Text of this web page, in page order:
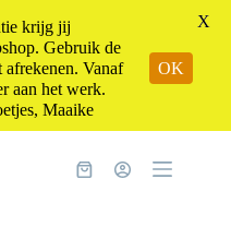
Winkelwagen
krijg jij
Gebruik de
Vanaf
aan het werk.
Maaike
OK
X